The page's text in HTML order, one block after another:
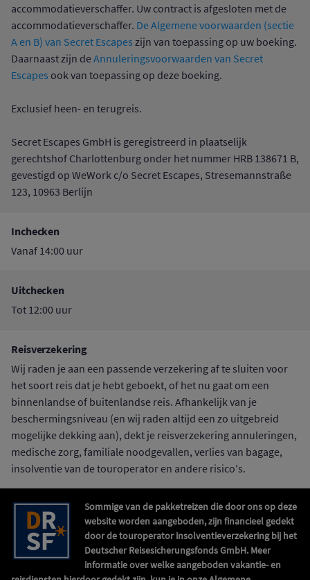
accommodatieverschaffer. Uw contract is afgesloten met de
accommodatieverschaffer. De Algemene voorwaarden (sectie
A en B) van Secret Escapes zijn van toepassing op uw boeking.
Daarnaast zijn deAnnuleringsvoorwaarden van Secret
Escapes ook van toepassing op deze boeking.
Exclusief heen- en terugreis.
Secret Escapes GmbH is geregistreerd in plaatselijk
gerechtshof Charlottenburg onder het nummer HRB 138671 B,
gevestigd op WeWork c/o Secret Escapes, Stresemannstraße
123, 10963 Berlijn
Inchecken
Vanaf 14:00 uur
Uitchecken
Tot 12:00 uur
Reisverzekering
Wij raden je aan een passende verzekering af te sluiten voor
het soort reis dat je hebt geboekt, of het nu gaat om een
binnenlandse of buitenlandse reis. Afhankelijk van je
beschermingsniveau (en wij raden altijd een zo uitgebreid
mogelijke dekking aan), dekt je reisverzekering annuleringen,
medische zorg, familiale noodgevallen, verlies van bagage,
insolventie van de touroperator en andere risico's.
Sommige van de pakketreizen die door ons op deze
website worden aangeboden, zijn financieel gedekt
door de touroperator insolventieverzekering bij het
Deutscher Reisesicherungsfonds GmbH. Meer
informatie over welke aangeboden vakantie- en